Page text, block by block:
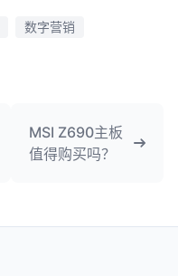
数字营销
MSI Z690主板
值得购买吗？